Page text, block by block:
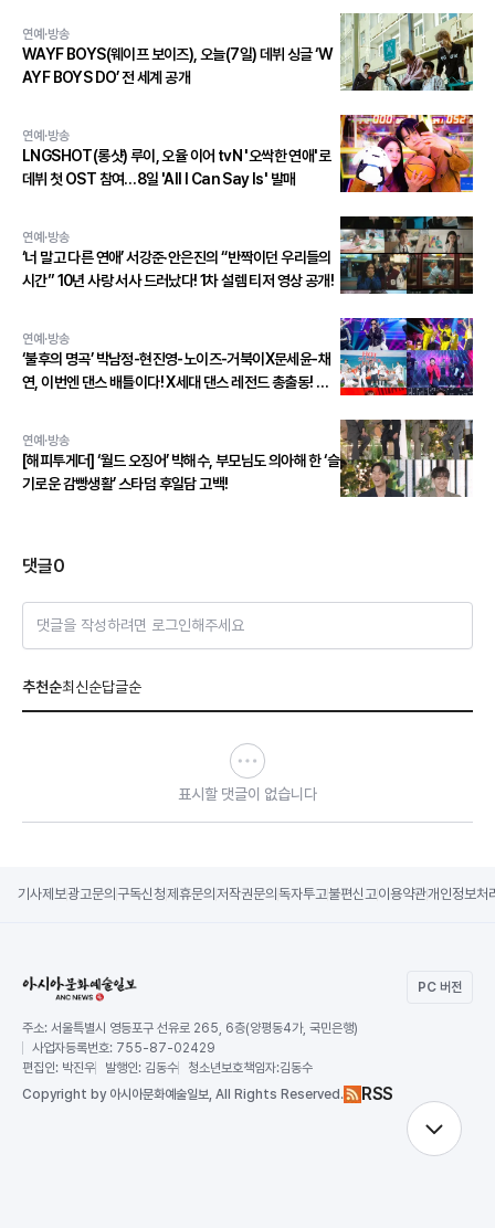
연예·방송
WAYF BOYS(웨이프 보이즈), 오늘(7일) 데뷔 싱글 ‘W
AYF BOYS DO’ 전 세계 공개
연예·방송
LNGSHOT(롱샷) 루이, 오율 이어 tvN '오싹한 연애'로
데뷔 첫 OST 참여…8일 'All I Can Say Is' 발매
연예·방송
‘너 말고 다른 연애’ 서강준·안은진의 “반짝이던 우리들의
시간” 10년 사랑 서사 드러났다! 1차 설렘 티저 영상 공개!
연예·방송
‘불후의 명곡’ 박남정-현진영-노이즈-거북이X문세윤-채
연, 이번엔 댄스 배틀이다! X세대 댄스 레전드 총출동! 댄
연예·방송
[해피투게더] ‘월드 오징어’ 박해수, 부모님도 의아해 한 ‘슬
기로운 감빵생활’ 스타덤 후일담 고백!
댓글0
댓글을 작성하려면 로그인해주세요
추천순최신순답글순
표시할 댓글이 없습니다
기사제보광고문의 구독신청제휴문의 저작권문의 독자투고불편신고이용약관개인정보처
PC 버전
주소: 서울특별시 영등포구 선유로 265, 6층(양평동4가, 국민은행)
사업자등록번호: 755-87-02429
편집인: 박진우 발행인: 김동수 청소년보호책임자:김동수
Copyright by 아시아문화예술일보, All Rights Reserved. RSS